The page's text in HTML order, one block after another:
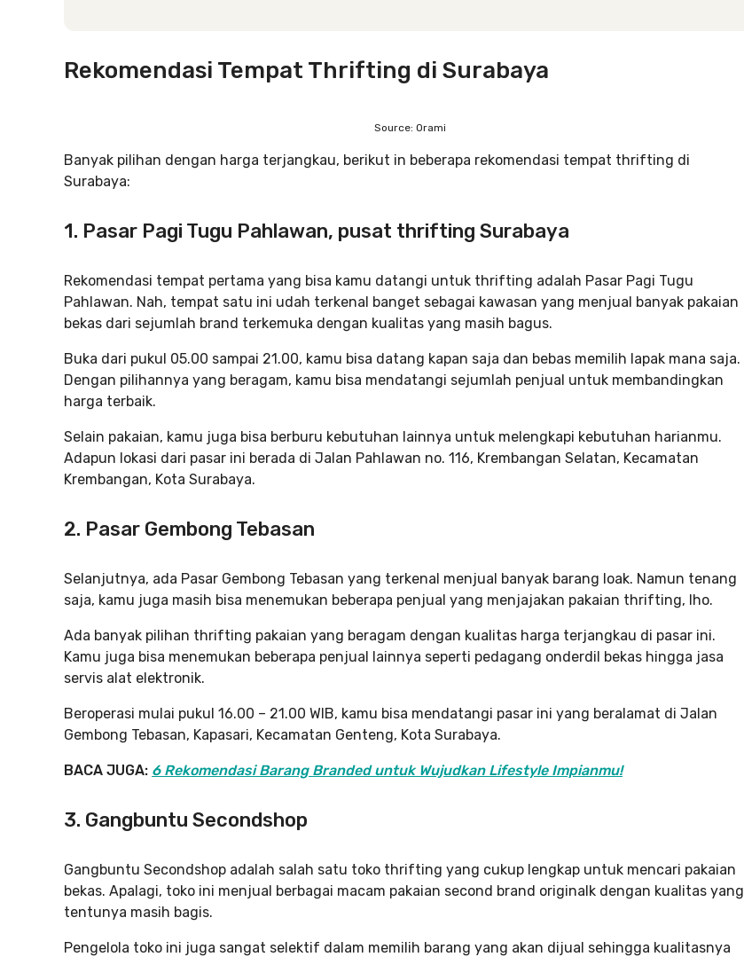
Rekomendasi Tempat Thrifting di Surabaya
Source: Orami
Banyak pilihan dengan harga terjangkau, berikut in beberapa rekomendasi tempat thrifting di
Surabaya:
1. Pasar Pagi Tugu Pahlawan, pusat thrifting Surabaya
Rekomendasi tempat pertama yang bisa kamu datangi untuk thrifting adalah Pasar Pagi Tugu
Pahlawan. Nah, tempat satu ini udah terkenal banget sebagai kawasan yang menjual banyak pakaian
bekas dari sejumlah brand terkemuka dengan kualitas yang masih bagus.
Buka dari pukul 05.00 sampai 21.00, kamu bisa datang kapan saja dan bebas memilih lapak mana saja.
Dengan pilihannya yang beragam, kamu bisa mendatangi sejumlah penjual untuk membandingkan
harga terbaik.
Selain pakaian, kamu juga bisa berburu kebutuhan lainnya untuk melengkapi kebutuhan harianmu.
Adapun lokasi dari pasar ini berada di Jalan Pahlawan no. 116, Krembangan Selatan, Kecamatan
Krembangan, Kota Surabaya.
2. Pasar Gembong Tebasan
Selanjutnya, ada Pasar Gembong Tebasan yang terkenal menjual banyak barang loak. Namun tenang
saja, kamu juga masih bisa menemukan beberapa penjual yang menjajakan pakaian thrifting, lho.
Ada banyak pilihan thrifting pakaian yang beragam dengan kualitas harga terjangkau di pasar ini.
Kamu juga bisa menemukan beberapa penjual lainnya seperti pedagang onderdil bekas hingga jasa
servis alat elektronik.
Beroperasi mulai pukul 16.00 – 21.00 WIB, kamu bisa mendatangi pasar ini yang beralamat di Jalan
Gembong Tebasan, Kapasari, Kecamatan Genteng, Kota Surabaya.
BACA JUGA: 6 Rekomendasi Barang Branded untuk Wujudkan Lifestyle Impianmu!
3. Gangbuntu Secondshop
Gangbuntu Secondshop adalah salah satu toko thrifting yang cukup lengkap untuk mencari pakaian
bekas. Apalagi, toko ini menjual berbagai macam pakaian second brand originalk dengan kualitas yang
tentunya masih bagis.
Pengelola toko ini juga sangat selektif dalam memilih barang yang akan dijual sehingga kualitasnya